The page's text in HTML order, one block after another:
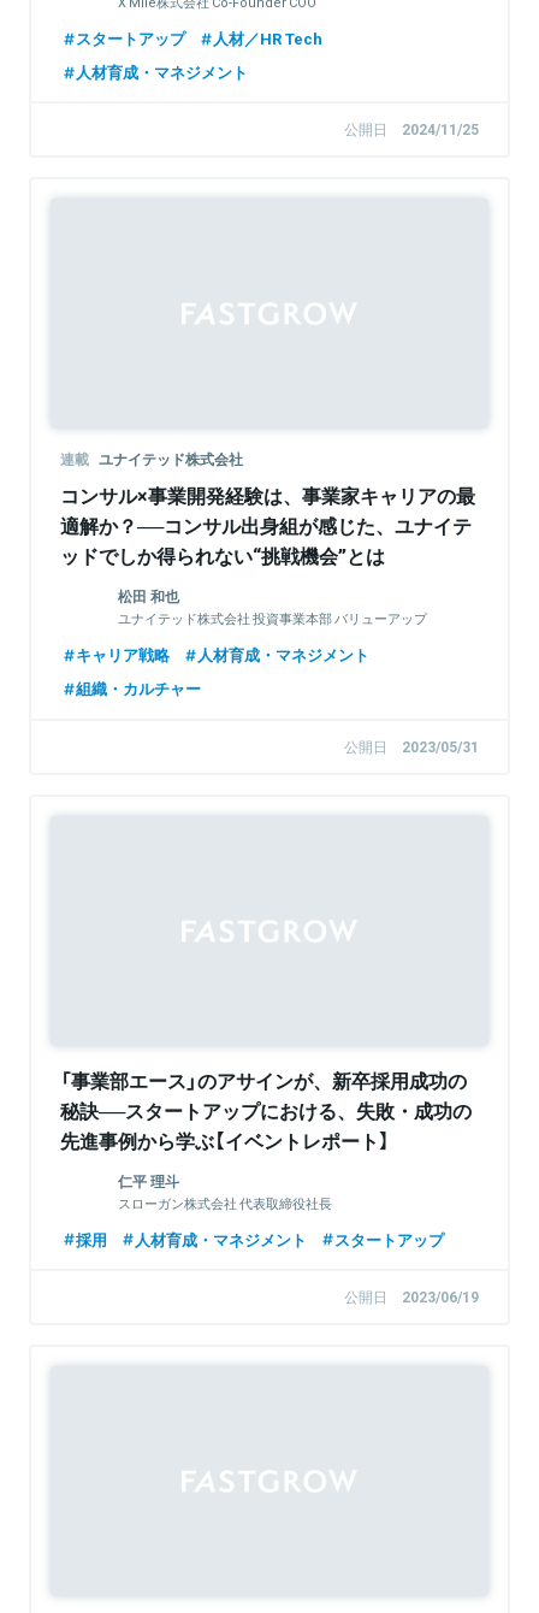
スタートアップ
人材／HR Tech
人材育成・マネジメント
公開日 2024/11/25
連載 ユナイテッド株式会社
コンサル×事業開発経験は、事業家キャリアの最
適解か？──コンサル出身組が感じた、ユナイテ
ッドでしか得られない“挑戦機会”とは
松田 和也
ユナイテッド株式会社 投資事業本部 バリューアップ
キャリア戦略
人材育成・マネジメント
組織・カルチャー
公開日 2023/05/31
「事業部エース」のアサインが、新卒採用成功の
秘訣──スタートアップにおける、失敗・成功の
先進事例から学ぶ【イベントレポート】
仁平 理斗
スローガン株式会社 代表取締役社長
採用 人材育成・マネジメント スタートアップ
公開日 2023/06/19